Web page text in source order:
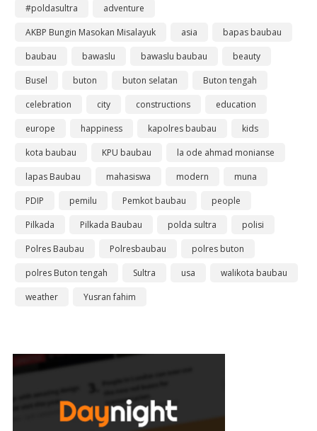
#poldasultra
adventure
AKBP Bungin Masokan Misalayuk
asia
bapas baubau
baubau
bawaslu bawaslu baubau
beauty
Busel
buton buton selatan
Buton tengah
celebration
city constructions
education
europe
happiness kapolres baubau
kids
kota baubau
KPU baubau
la ode ahmad monianse
lapas Baubau
mahasiswa modern
muna
PDIP
pemilu Pemkot baubau
people
Pilkada
Pilkada Baubau polda sultra
polisi
Polres Baubau
Polresbaubau
polres buton
polres Buton tengah
Sultra usa
walikota baubau
weather
Yusran fahim